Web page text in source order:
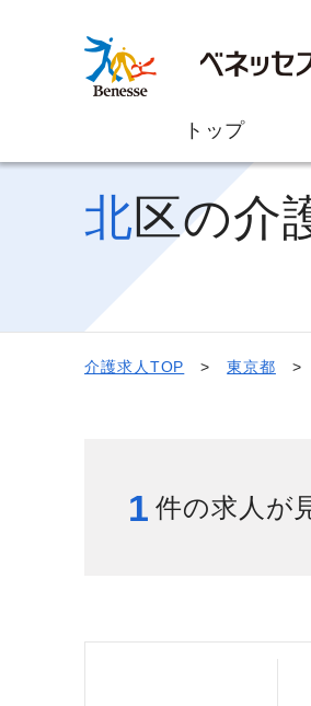
トップ
給与制度
スタッフインタビュ
北区の
介護求人TOP 東京都
1 件の求人が